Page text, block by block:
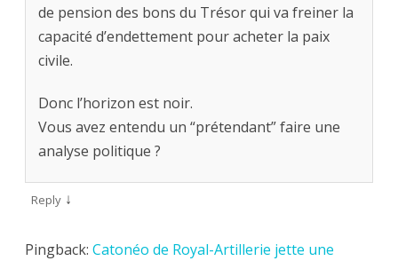
de pension des bons du Trésor qui va freiner la
capacité d’endettement pour acheter la paix
civile.
Donc l’horizon est noir.
Vous avez entendu un “prétendant” faire une
analyse politique ?
Reply ↓
Pingback: Catonéo de Royal-Artillerie jette une